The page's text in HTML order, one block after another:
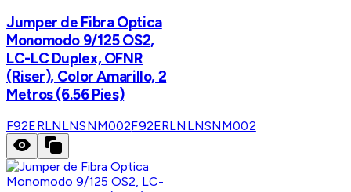
Jumper de Fibra Optica
Monomodo 9/125 OS2,
LC-LC Duplex, OFNR
(Riser), Color Amarillo, 2
Metros (6.56 Pies)
F92ERLNLNSNM002F92ERLNLNSNM002